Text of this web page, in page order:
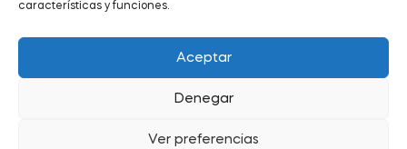
características y funciones.
Aceptar
Denegar
Ver preferencias